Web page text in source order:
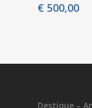
€ 500,00
Destique –